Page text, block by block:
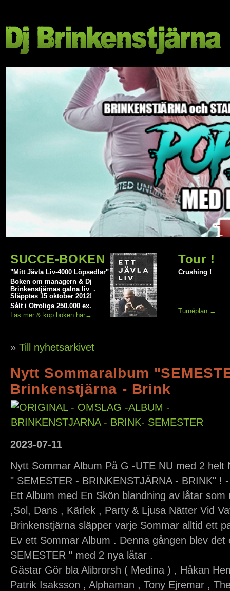
SUCCE-BOKEN
"Mitt Jävla Liv-4000 Löpsedlar"
Boken om managern & Dj
Brinkenstjärnas galna liv .
Släpptes 15 oktober 2012!
Sålt i Otroliga 250.000 ex.
Läs mer & köp boken här→
Tour !
Crushing !
Turnéplan →
» Till nyhetsarkivet
Nytt Sommaralbum
Brinkenstjärna - Brink
2023-07-11
Nytt Sommar Album På G -UTE NU med 2 helt
" SEMESTER - BRINKENSTJÄRNA - BRINK" ! -
Ett Album med En Skön blandning av låtar
,Sol, Dans , Kärlek , Party & Ljusa Nätter Vid
Brinkenstjärna släpper varje Sommar alltid ett
Ev ett Sommar Album . Denna gången blev det
SEMESTER " med 2 nya låtar .
Gästar Gör bla Alibrorsh ( Medina ) , Håkan
Patrik Isaksson , Alphaman , Tony Ejremar ,